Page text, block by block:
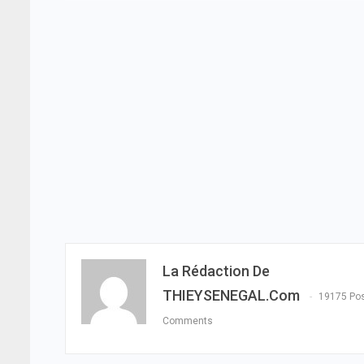
La Rédaction De
THIEYSENEGAL.com
19175
Comments